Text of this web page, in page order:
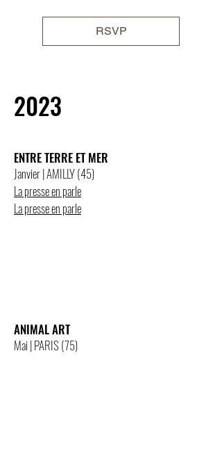
RSVP
2023
ENTRE TERRE ET MER
Janvier | AMILLY (45)
La presse en parle
La presse en parle
ANIMAL ART
Mai | PARIS (75)